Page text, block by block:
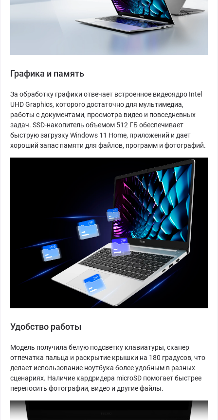
Графика и память
За обработку графики отвечает встроенное видеоядро Intel
UHD Graphics, которого достаточно для мультимедиа,
работы с документами, просмотра видео и повседневных
задач. SSD-накопитель объемом 512 ГБ обеспечивает
быструю загрузку Windows 11 Home, приложений и дает
хороший запас памяти для файлов, программ и фотографий.
Удобство работы
Модель получила белую подсветку клавиатуры, сканер
отпечатка пальца и раскрытие крышки на 180 градусов, что
делает использование ноутбука более удобным в разных
сценариях. Наличие кардридера microSD помогает быстрее
переносить фотографии, видео и другие файлы.